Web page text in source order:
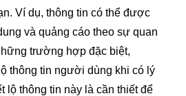
Ví dụ, thông tin có thể được
và quảng cáo theo sự quan
trường hợp đặc biệt,
thông tin người dùng khi có lý
lộ thông tin này là cần thiết để